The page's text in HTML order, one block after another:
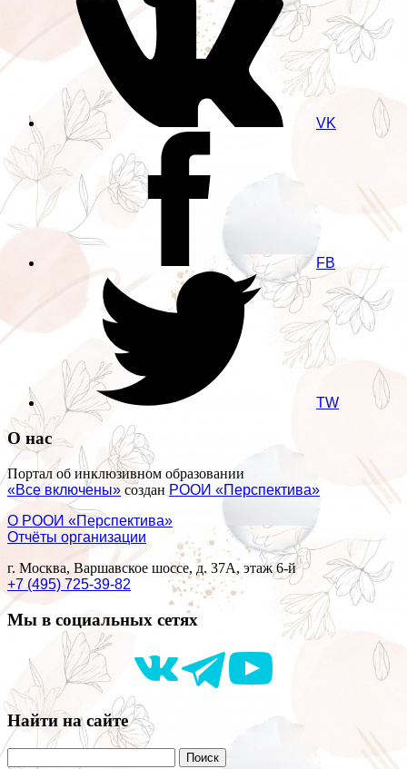
VK
FB
TW
О нас
Портал об инклюзивном образовании
«Все включены» создан РООИ «Перспектива»
О РООИ «Перспектива»
Отчёты организации
г. Москва, Варшавское шоссе, д. 37А, этаж 6-й
+7 (495) 725-39-82
Мы в социальных сетях
Найти на сайте